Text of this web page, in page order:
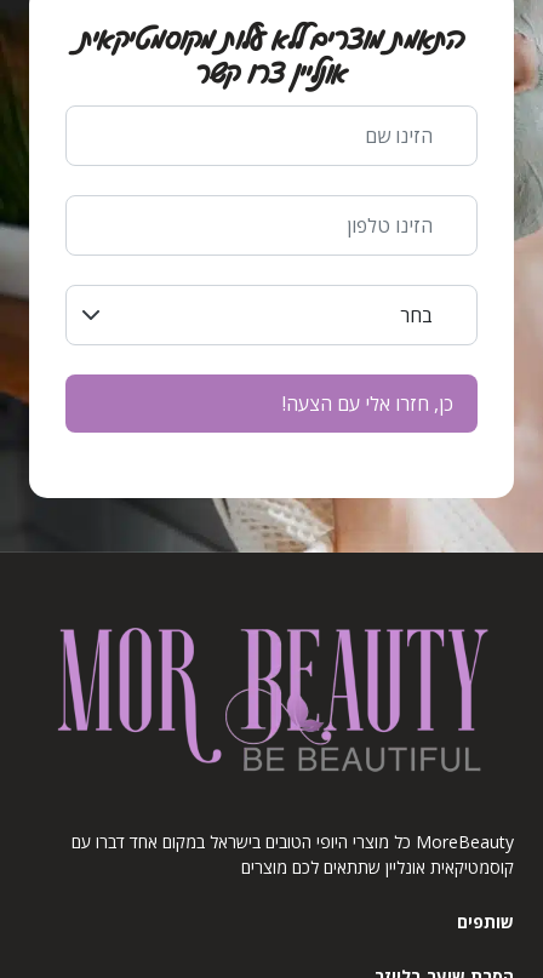
התאמת מוצרים ללא עלות מקוסמטיקאית
אונליין צרו קשר
MoreBeauty כל מוצרי היופי הטובים בישראל במקום אחד דברו עם
קוסמטיקאית אונליין שתתאים לכם מוצרים
שותפים